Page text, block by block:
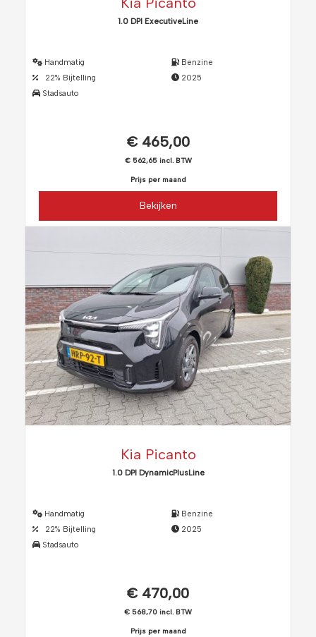
1.0 DPI ExecutiveLine
Handmatig
22% Bijtelling
Stadsauto
Benzine
2025
€ 465,00
€ 562,65 incl. BTW
Prijs per maand
Bekijken
Kia Picanto
1.0 DPI DynamicPlusLine
Handmatig
22% Bijtelling
Stadsauto
Benzine
2025
€ 470,00
€ 568,70 incl. BTW
Prijs per maand